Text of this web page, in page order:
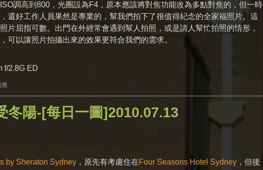
調高到800，光圈設為F4，原本應該將對焦功能改為多點對焦的，但一時
還好工作人員果然是專業的，幫我們拍下了很值得紀念的全家福照片。這
片屈指可數。出門在外經常會遇到幫人拍照，或是請人幫忙拍照的情形，
可以讓照片拍攝出來的效果更符合我們的需求。
f/2.8G ED
應
陽-[每日一圖]2010.07.13
by Sheraton Sydney ，原先有考慮住在Four Seasons Hotel Sydney ，但後